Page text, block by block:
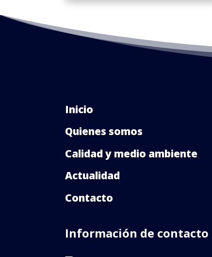
Inicio
Quienes somos
Calidad y medio ambiente
Actualidad
Contacto
Información de contacto